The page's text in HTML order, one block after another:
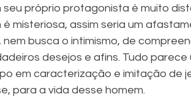
seu próprio protagonista é muito
é misteriosa, assim seria um
nem busca o intimismo, de
desejos e afins. Tudo
em caracterização e imitação de
para a vida desse homem.